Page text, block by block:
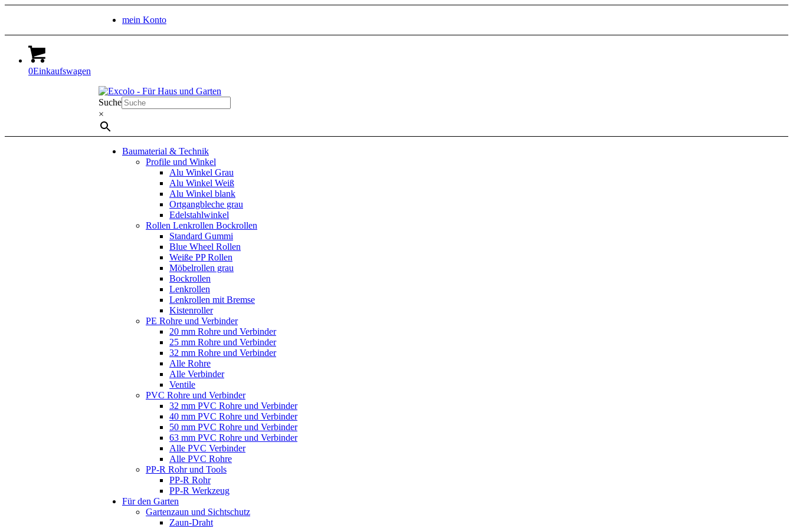
mein Konto
0Einkaufswagen
Suche
×
Baumaterial & Technik
Profile und Winkel
Alu Winkel Grau
Alu Winkel Weiß
Alu Winkel blank
Ortgangbleche grau
Edelstahlwinkel
Rollen Lenkrollen Bockrollen
Standard Gummi
Blue Wheel Rollen
Weiße PP Rollen
Möbelrollen grau
Bockrollen
Lenkrollen
Lenkrollen mit Bremse
Kistenroller
PE Rohre und Verbinder
20 mm Rohre und Verbinder
25 mm Rohre und Verbinder
32 mm Rohre und Verbinder
Alle Rohre
Alle Verbinder
Ventile
PVC Rohre und Verbinder
32 mm PVC Rohre und Verbinder
40 mm PVC Rohre und Verbinder
50 mm PVC Rohre und Verbinder
63 mm PVC Rohre und Verbinder
Alle PVC Verbinder
Alle PVC Rohre
PP-R Rohr und Tools
PP-R Rohr
PP-R Werkzeug
Für den Garten
Gartenzaun und Sichtschutz
Zaun-Draht